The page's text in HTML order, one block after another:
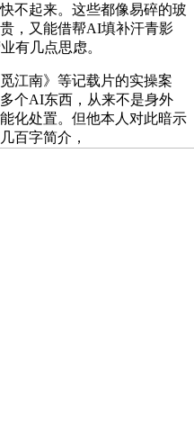
不起来。这些都像易碎的玻
，又能借帮AI填补汗青影
有几点思虑。
南》等记载片的实操案
个AI东西，从来不是身外
化处置。但他本人对此暗示
百字简介，